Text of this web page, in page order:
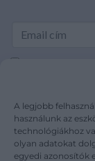
A legjobb
használunk az
technológiákhoz
olyan adatokat
egyedi azonosítók
mutargy.com/
Rólunk
Médiaajánlat
Karrier